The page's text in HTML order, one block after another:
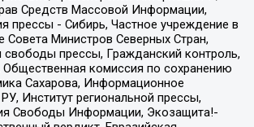
Средств Массовой Информации,
прессы - Сибирь, Частное учреждение в
Совета Министров Северных Стран,
прессы, Гражданский контроль,
Общественная комиссия по сохранению
Сахарова, Информационное
Институт региональной прессы,
Свободы Информации, Экозащита!-